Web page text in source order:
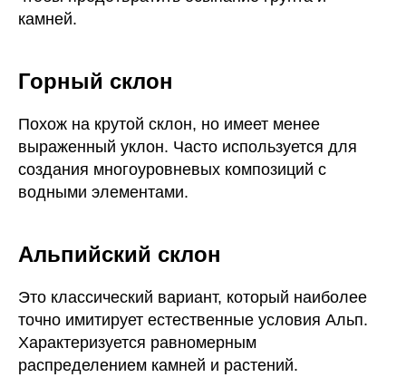
камней.
Горный склон
Похож на крутой склон, но имеет менее
выраженный уклон. Часто используется для
создания многоуровневых композиций с
водными элементами.
Альпийский склон
Это классический вариант, который наиболее
точно имитирует естественные условия Альп.
Характеризуется равномерным
распределением камней и растений.